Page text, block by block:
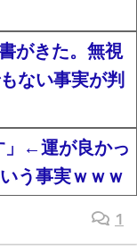
がきた。無視
ない事実が判
」←運が良かっ
う事実ｗｗｗ
1